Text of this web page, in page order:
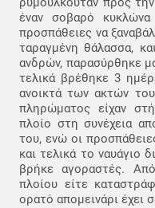
έναν σοβαρό
προσπάθειες να
ταραγμένη θάλασσα,
ανδρών, παρασύρθηκε
τελικά βρέθηκε 3
ανοικτά των ακτών
πληρώματος είχαν
πλοίο στη συνέχεια
του, ενώ οι
και τελικά το ναυάγιο
βρήκε αγοραστές.
πλοίου είτε
ορατό απομεινάρι έχει